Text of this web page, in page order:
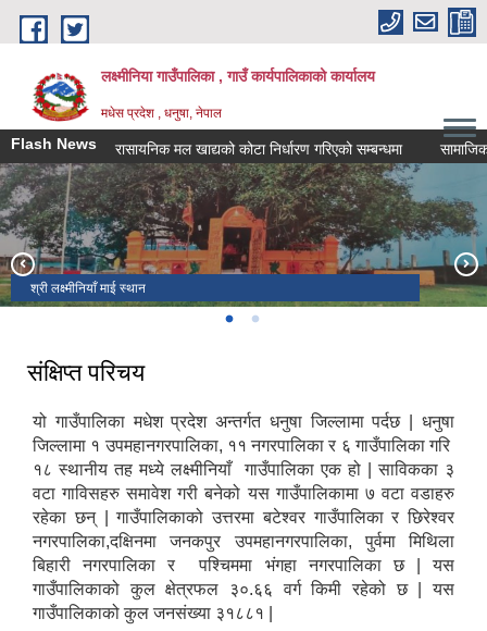
Skip to main content
लक्ष्मीनिया गाउँपालिका , गाउँ कार्यपालिकाको कार्यालय
मधेस प्रदेश , धनुषा, नेपाल
Flash Newsरासायनिक मल खाद्यको कोटा निर्धारण गरिएको सम्बन्धमा सामाजिक
श्री लक्ष्मीनियाँ माई स्थान
नवनिर्वाचित जनप्रतिनिधिहरु
संक्षिप्त परिचय
यो गाउँपालिका मधेश प्रदेश अन्तर्गत धनुषा जिल्लामा पर्दछ | धनुषा
जिल्लामा १ उपमहानगरपालिका, ११ नगरपालिका र ६ गाउँपालिका गरि
१८ स्थानीय तह मध्ये लक्ष्मीनियाँ गाउँपालिका एक हो | साविकका ३
वटा गाविसहरु समावेश गरी बनेको यस गाउँपालिकामा ७ वटा वडाहरु
रहेका छन् | गाउँपालिकाको उत्तरमा बटेश्वर गाउँपालिका र छिरेश्वर
नगरपालिका,दक्षिनमा जनकपुर उपमहानगरपालिका, पुर्वमा मिथिला
बिहारी नगरपालिका र पश्चिममा भंगहा नगरपालिका छ | यस
गाउँपालिकाको कुल क्षेत्रफल ३०.६६ वर्ग किमी रहेको छ | यस
गाउँपालिकाको कुल जनसंख्या ३१८८१ |